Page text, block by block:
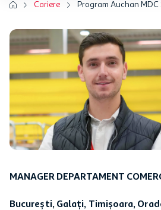
Cariere Program Auchan
MANAGER DEPARTAMENT
București, Galați, Timișoara,